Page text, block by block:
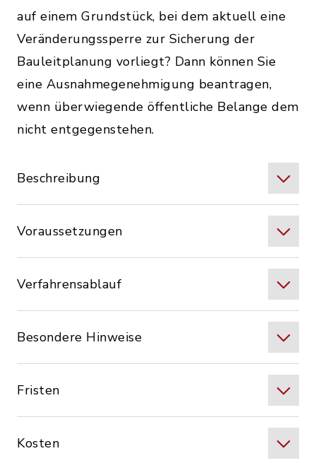
auf einem Grundstück, bei dem aktuell eine
Veränderungssperre zur Sicherung der
Bauleitplanung vorliegt? Dann können Sie
eine Ausnahmegenehmigung beantragen,
wenn überwiegende öffentliche Belange dem
nicht entgegenstehen.
Beschreibung
Voraussetzungen
Verfahrensablauf
Besondere Hinweise
Fristen
Kosten